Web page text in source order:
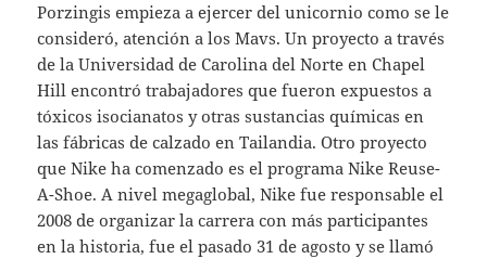
Porzingis empieza a ejercer del unicornio como se le
consideró, atención a los Mavs. Un proyecto a través
de la Universidad de Carolina del Norte en Chapel
Hill encontró trabajadores que fueron expuestos a
tóxicos isocianatos y otras sustancias químicas en
las fábricas de calzado en Tailandia. Otro proyecto
que Nike ha comenzado es el programa Nike Reuse-
A-Shoe. A nivel megaglobal, Nike fue responsable el
2008 de organizar la carrera con más participantes
en la historia, fue el pasado 31 de agosto y se llamó